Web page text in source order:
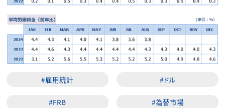
#雇用統計 #ドル
#FRB #為替市場